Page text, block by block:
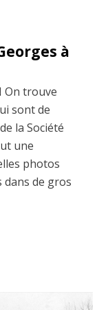
à
On trouve
sont de
la Société
une
photos
dans de gros